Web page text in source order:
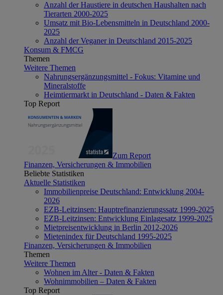
Anzahl der Haustiere in deutschen Haushalten nach
Tierarten 2000-2025
Umsatz mit Bio-Lebensmitteln in Deutschland 2000-
2025
Anzahl der Veganer in Deutschland 2015-2025
Konsum & FMCG
Themen
Weitere Themen
Nahrungsergänzungsmittel - Fokus: Vitamine und
Mineralstoffe
Heimtiermarkt in Deutschland - Daten & Fakten
Top Report
Zum Report
Finanzen, Versicherungen & Immobilien
Beliebte Statistiken
Aktuelle Statistiken
Immobilienpreise Deutschland: Entwicklung 2004-
2026
EZB-Leitzinsen: Hauptrefinanzierungssatz 1999-2025
EZB-Leitzinsen: Entwicklung Einlagesatz 1999-2025
Mietpreisentwicklung in Berlin 2012-2026
Mietenindex für Deutschland 1995-2025
Finanzen, Versicherungen & Immobilien
Themen
Weitere Themen
Wohnen im Alter - Daten & Fakten
Wohnimmobilien – Daten & Fakten
Top Report